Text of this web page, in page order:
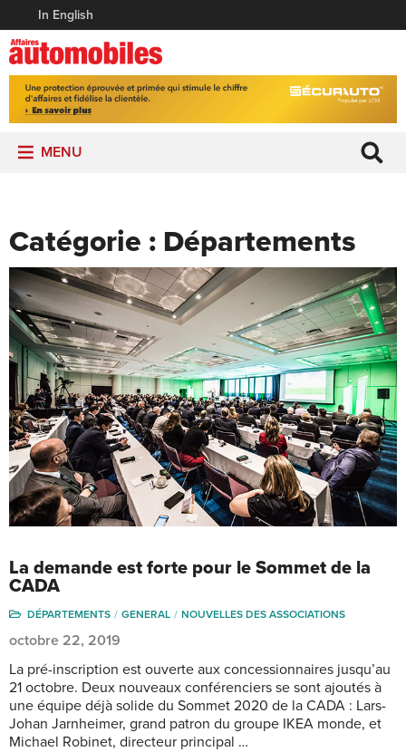
In English
MENU
Catégorie : Départements
La demande est forte pour le Sommet de la
CADA
DÉPARTEMENTS GENERAL NOUVELLES DES ASSOCIATIONS
octobre 22, 2019
La pré-inscription est ouverte aux concessionnaires jusqu’au
21 octobre. Deux nouveaux conférenciers se sont ajoutés à
une équipe déjà solide du Sommet 2020 de la CADA : Lars-
Johan Jarnheimer, grand patron du groupe IKEA monde, et
Michael Robinet, directeur principal …